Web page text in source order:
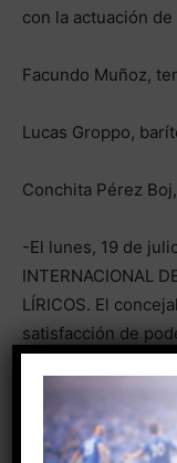
con la actuación
Facundo Muñoz,
Lucas Groppo,
Conchita Pérez
-El lunes, 19 de
INTERNACIONAL
LÍRICOS. El
satisfacción de
superado la
de otros países